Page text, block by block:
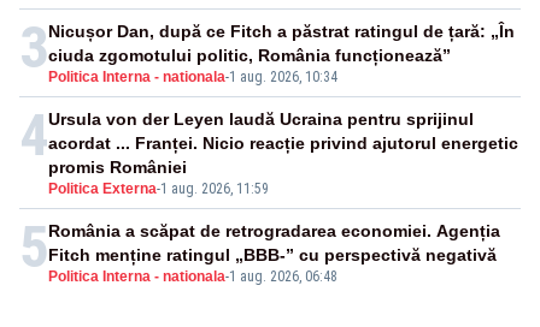
3 Politica Interna - nationala-1 aug. 2026, 10:34
Nicușor Dan, după ce Fitch a păstrat ratingul de țară: „În
ciuda zgomotului politic, România funcționează”
4
Politica Externa-1 aug. 2026, 11:59
Ursula von der Leyen laudă Ucraina pentru sprijinul
acordat ... Franței. Nicio reacție privind ajutorul energetic
promis României
5 Politica Interna - nationala-1 aug. 2026, 06:48
România a scăpat de retrogradarea economiei. Agenția
Fitch menține ratingul „BBB-” cu perspectivă negativă